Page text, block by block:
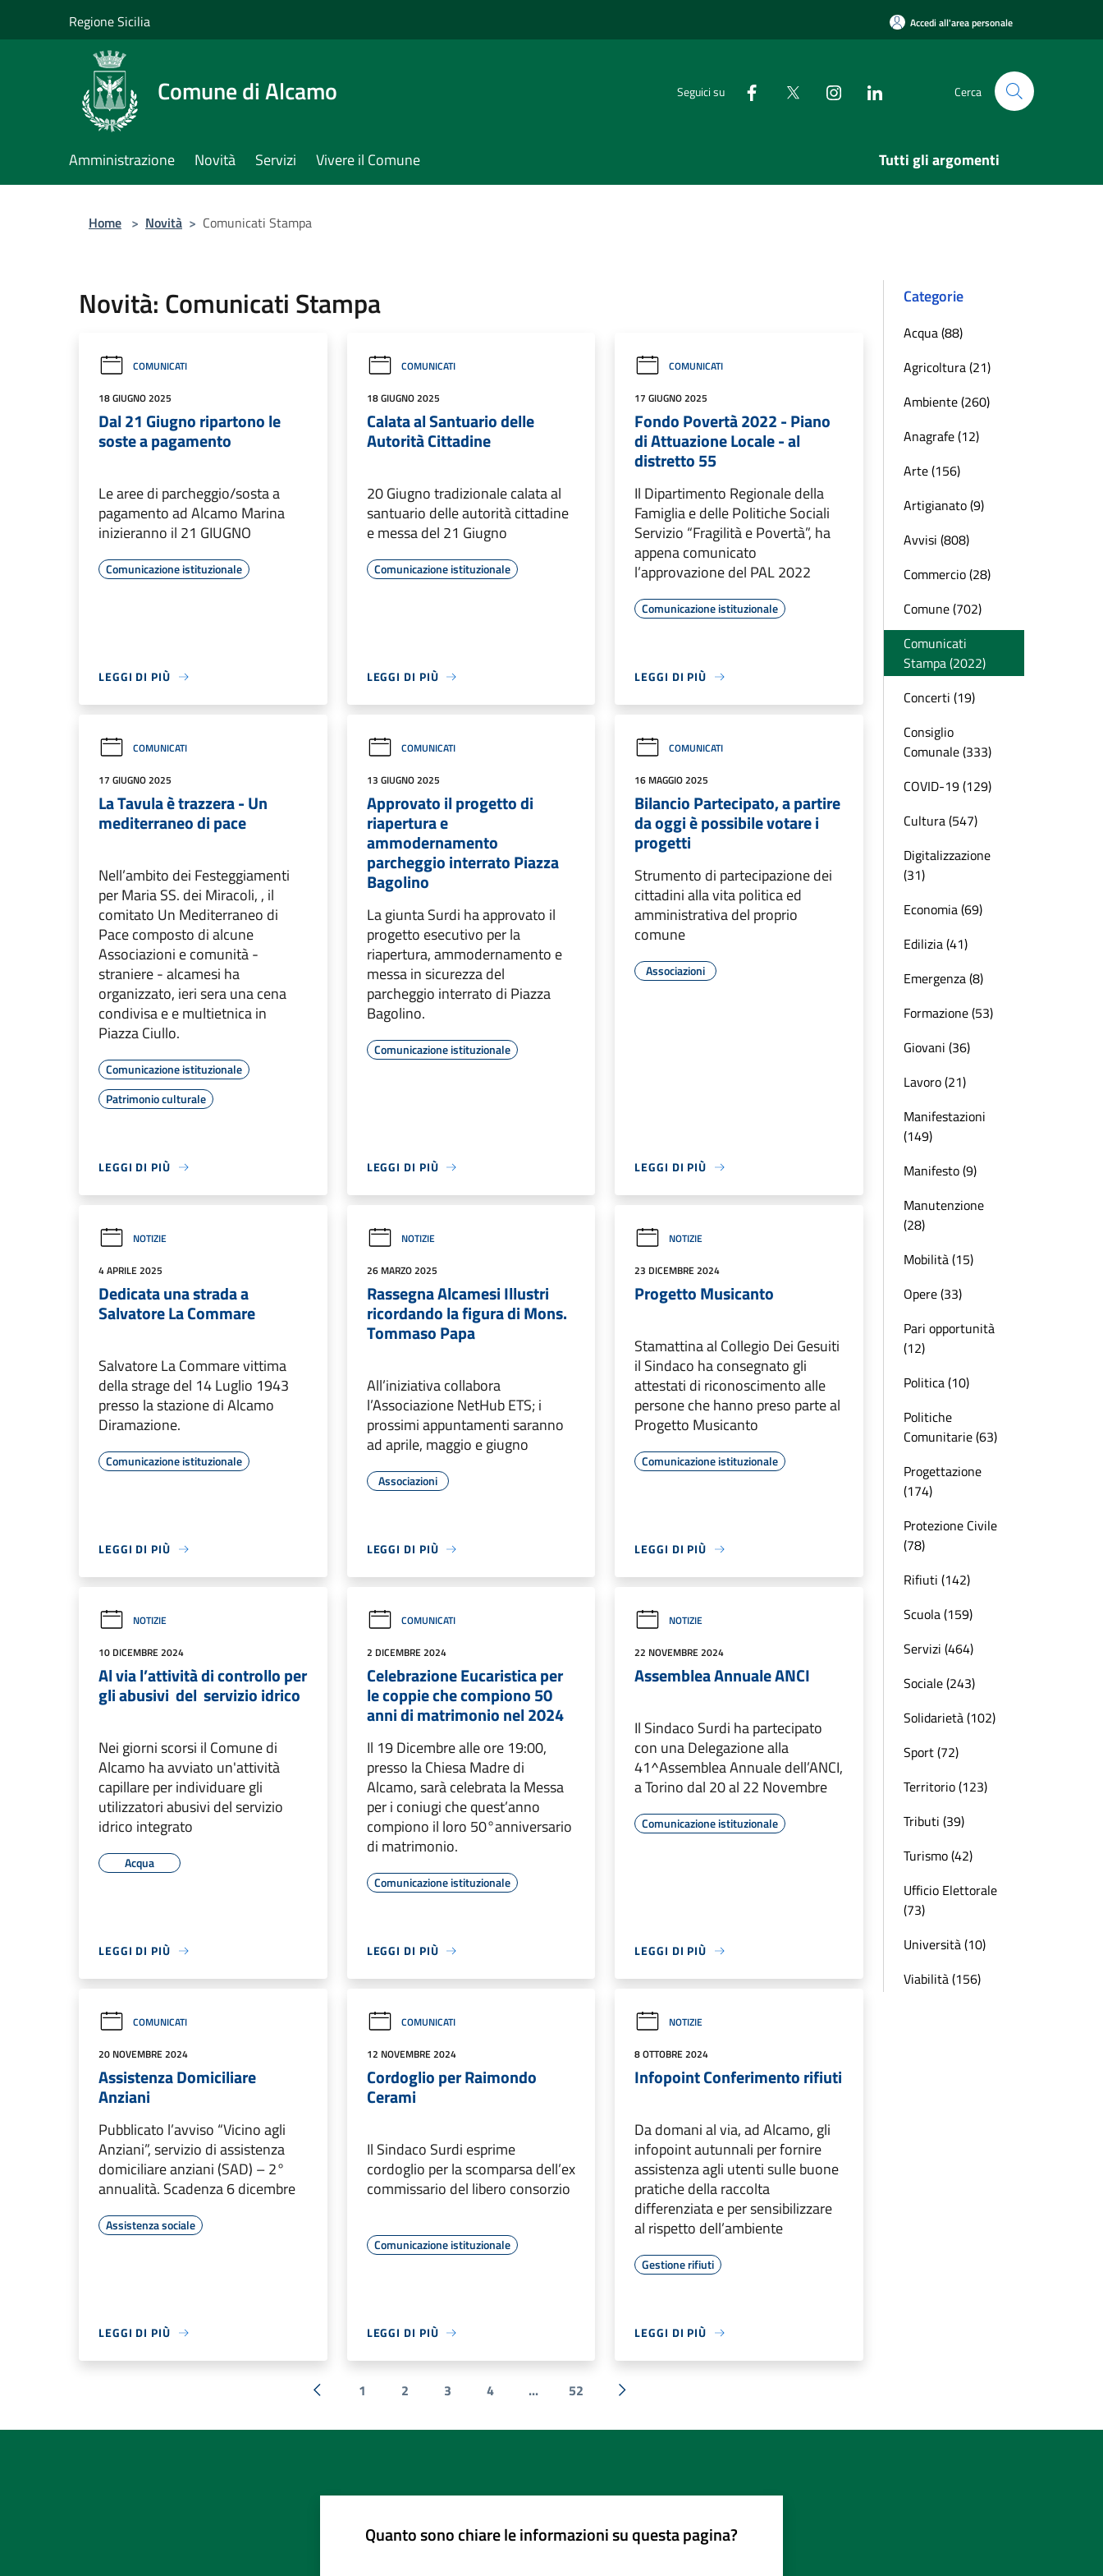
Regione Sicilia Accedi all'area personale
Comune di Alcamo Seguici su Cerca
Amministrazione Novità Servizi Vivere il Comune Tutti gli argomenti
Home > Novità > Comunicati Stampa
Novità: Comunicati Stampa
COMUNICATI
18 GIUGNO 2025
Dal 21 Giugno ripartono le
soste a pagamento
Le aree di parcheggio/sosta a
pagamento ad Alcamo Marina
inizieranno il 21 GIUGNO
Comunicazione istituzionale
LEGGI DI PIÙ
COMUNICATI
18 GIUGNO 2025
Calata al Santuario delle
Autorità Cittadine
20 Giugno tradizionale calata al
santuario delle autorità cittadine
e messa del 21 Giugno
Comunicazione istituzionale
LEGGI DI PIÙ
COMUNICATI
17 GIUGNO 2025
Fondo Povertà 2022 - Piano
di Attuazione Locale - al
distretto 55
Il Dipartimento Regionale della
Famiglia e delle Politiche Sociali
Servizio “Fragilità e Povertà”, ha
appena comunicato
l’approvazione del PAL 2022
Comunicazione istituzionale
LEGGI DI PIÙ
COMUNICATI
17 GIUGNO 2025
La Tavula è trazzera - Un
mediterraneo di pace
Nell’ambito dei Festeggiamenti
per Maria SS. dei Miracoli, , il
comitato Un Mediterraneo di
Pace composto di alcune
Associazioni e comunità -
straniere - alcamesi ha
organizzato, ieri sera una cena
condivisa e e multietnica in
Piazza Ciullo.
Comunicazione istituzionale
Patrimonio culturale
LEGGI DI PIÙ
COMUNICATI
13 GIUGNO 2025
Approvato il progetto di
riapertura e
ammodernamento
parcheggio interrato Piazza
Bagolino
La giunta Surdi ha approvato il
progetto esecutivo per la
riapertura, ammodernamento e
messa in sicurezza del
parcheggio interrato di Piazza
Bagolino.
Comunicazione istituzionale
LEGGI DI PIÙ
COMUNICATI
16 MAGGIO 2025
Bilancio Partecipato, a partire
da oggi è possibile votare i
progetti
Strumento di partecipazione dei
cittadini alla vita politica ed
amministrativa del proprio
comune
Associazioni
LEGGI DI PIÙ
NOTIZIE
4 APRILE 2025
Dedicata una strada a
Salvatore La Commare
Salvatore La Commare vittima
della strage del 14 Luglio 1943
presso la stazione di Alcamo
Diramazione.
Comunicazione istituzionale
LEGGI DI PIÙ
NOTIZIE
26 MARZO 2025
Rassegna Alcamesi Illustri
ricordando la figura di Mons.
Tommaso Papa
All’iniziativa collabora
l’Associazione NetHub ETS; i
prossimi appuntamenti saranno
ad aprile, maggio e giugno
Associazioni
LEGGI DI PIÙ
NOTIZIE
23 DICEMBRE 2024
Progetto Musicanto
Stamattina al Collegio Dei Gesuiti
il Sindaco ha consegnato gli
attestati di riconoscimento alle
persone che hanno preso parte al
Progetto Musicanto
Comunicazione istituzionale
LEGGI DI PIÙ
NOTIZIE
10 DICEMBRE 2024
Al via l’attività di controllo per
gli abusivi del servizio idrico
Nei giorni scorsi il Comune di
Alcamo ha avviato un'attività
capillare per individuare gli
utilizzatori abusivi del servizio
idrico integrato
Acqua
LEGGI DI PIÙ
COMUNICATI
2 DICEMBRE 2024
Celebrazione Eucaristica per
le coppie che compiono 50
anni di matrimonio nel 2024
Il 19 Dicembre alle ore 19:00,
presso la Chiesa Madre di
Alcamo, sarà celebrata la Messa
per i coniugi che quest’anno
compiono il loro 50°anniversario
di matrimonio.
Comunicazione istituzionale
LEGGI DI PIÙ
NOTIZIE
22 NOVEMBRE 2024
Assemblea Annuale ANCI
Il Sindaco Surdi ha partecipato
con una Delegazione alla
41^Assemblea Annuale dell’ANCI,
a Torino dal 20 al 22 Novembre
Comunicazione istituzionale
LEGGI DI PIÙ
COMUNICATI
20 NOVEMBRE 2024
Assistenza Domiciliare
Anziani
Pubblicato l’avviso “Vicino agli
Anziani”, servizio di assistenza
domiciliare anziani (SAD) – 2°
annualità. Scadenza 6 dicembre
Assistenza sociale
LEGGI DI PIÙ
COMUNICATI
12 NOVEMBRE 2024
Cordoglio per Raimondo
Cerami
Il Sindaco Surdi esprime
cordoglio per la scomparsa dell’ex
commissario del libero consorzio
Comunicazione istituzionale
LEGGI DI PIÙ
NOTIZIE
8 OTTOBRE 2024
Infopoint Conferimento rifiuti
Da domani al via, ad Alcamo, gli
infopoint autunnali per fornire
assistenza agli utenti sulle buone
pratiche della raccolta
differenziata e per sensibilizzare
al rispetto dell’ambiente
Gestione rifiuti
LEGGI DI PIÙ
« Precedente
1 2 3 4 ... 52
Successiva »
Categorie
Acqua (88)
Agricoltura (21)
Ambiente (260)
Anagrafe (12)
Arte (156)
Artigianato (9)
Avvisi (808)
Commercio (28)
Comune (702)
Comunicati
Stampa (2022)
Concerti (19)
Consiglio
Comunale (333)
COVID-19 (129)
Cultura (547)
Digitalizzazione
(31)
Economia (69)
Edilizia (41)
Emergenza (8)
Formazione (53)
Giovani (36)
Lavoro (21)
Manifestazioni
(149)
Manifesto (9)
Manutenzione
(28)
Mobilità (15)
Opere (33)
Pari opportunità
(12)
Politica (10)
Politiche
Comunitarie (63)
Progettazione
(174)
Protezione Civile
(78)
Rifiuti (142)
Scuola (159)
Servizi (464)
Sociale (243)
Solidarietà (102)
Sport (72)
Territorio (123)
Tributi (39)
Turismo (42)
Ufficio Elettorale
(73)
Università (10)
Viabilità (156)
Quanto sono chiare le informazioni su questa pagina?